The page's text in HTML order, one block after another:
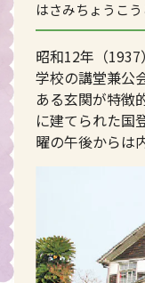
はさみちょうこう
昭和12年（
学校の講堂兼公
ある玄関が特徴
に建てられた国
曜の午後からは